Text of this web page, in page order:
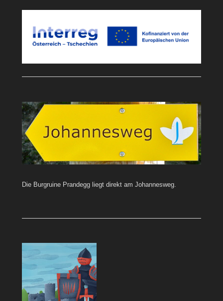
Die Burgruine Prandegg liegt direkt am Johannesweg.